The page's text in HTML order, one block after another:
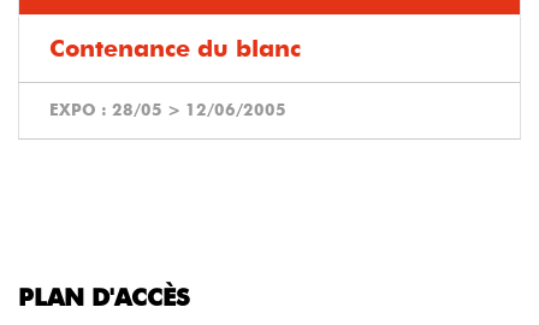
Contenance du blanc
EXPO : 28/05 > 12/06/2005
PLAN D'ACCÈS